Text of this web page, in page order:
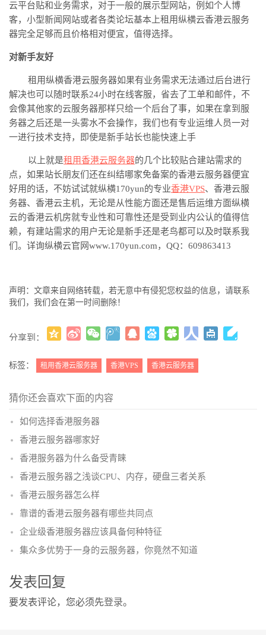
云平台贴和业务需求，对于一般的展示型网站，例如个人博
客，小型新闻网站或者各类论坛基本上租用纵横云香港云服务
器完全足够而且价格相对便宜，值得选择。
对新手友好
租用纵横香港云服务器如果有业务需求无法通过后台进行
解决也可以随时联系24小时在线客服，省去了工单和邮件，不
会像其他家的云服务器那样只给一个后台了事，如果在拿到服
务器之后还是一头雾水不会操作，我们也有专业运维人员一对
一进行技术支持，即使是新手站长也能快速上手
以上就是租用香港云服务器的几个比较贴合建站需求的
点，如果站长朋友们还在纠结哪家免备案的香港云服务器便宜
好用的话， 不妨试试就纵横170yun的专业香港VPS、 香港云服
务器、香港云主机， 无论是从性能方面还是售后运维方面纵横
云的香港云机房就专业性和可靠性还是受到业内公认的值得信
赖，有建站需求的用户无论是新手还是老鸟都可以及时联系我
们。 详询纵横云官网www.170yun.com，QQ：609863413
声明：文章来自网络转载，若无意中有侵犯您权益的信息，请联系
我们，我们会在第一时间删除！
分享到：
( )
标签： 租用香港云服务器 香港VPS 香港云服务器
猜你还会喜欢下面的内容
如何选择香港服务器
香港云服务器哪家好
香港服务器为什么备受青睐
香港云服务器之浅谈CPU、内存，硬盘三者关系
香港云服务器怎么样
靠谱的香港云服务器有哪些共同点
企业级香港服务器应该具备何种特征
集众多优势于一身的云服务器，你竟然不知道
发表回复
要发表评论，您必须先登录。